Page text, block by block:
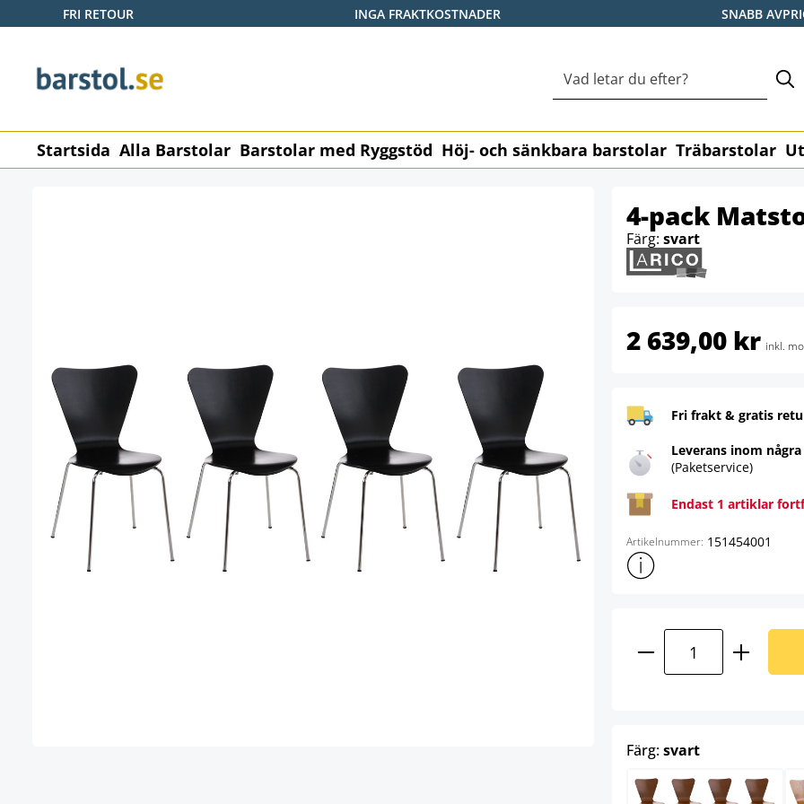
till huvudinnehåll
Hoppa till sökning
Hoppa till huvudnavigering
FRI RETOUR INGA FRAKTKOSTNADER SNABB
Startsida Alla Barstolar Barstolar med Ryggstöd Höj- och sänkbara barstolar Träbarstolar
4-pack
Färg: svart
2 639,00 kr inkl.
Fri frakt & gratis
Leverans inom
(Paketservice)
Endast 1 artiklar
Artikelnummer: 151454001
Visa mer produktinformation
Färg:svartselect